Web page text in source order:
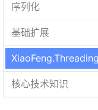
序列化
基础扩展
核心技术知识